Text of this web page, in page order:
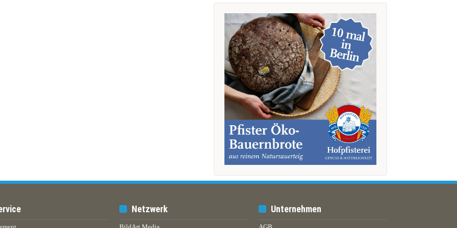
Netzwerk Unternehmen